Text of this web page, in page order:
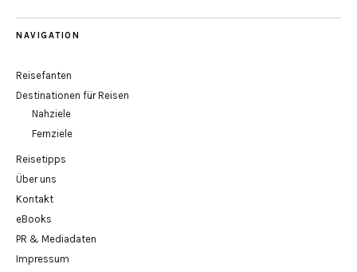
NAVIGATION
Reisefanten
Destinationen für Reisen
Nahziele
Fernziele
Reisetipps
Über uns
Kontakt
eBooks
PR & Mediadaten
Impressum